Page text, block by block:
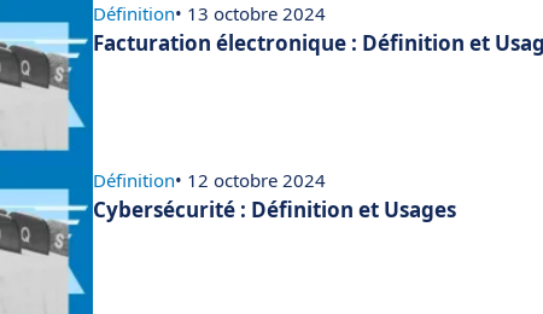
Définition• 13 octobre 2024
Facturation électronique : Définition et
Définition• 12 octobre 2024
Cybersécurité : Définition et Usages